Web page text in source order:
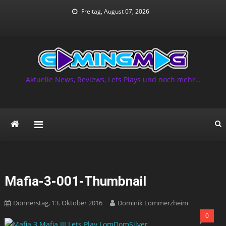
Freitag, August 07, 2026
Aktuelle News, Reviews, Lets Plays und noch mehr…
Mafia-3-001-Thumbnail
Donnerstag, 13. Oktober 2016 Dominik Lommerzheim
0